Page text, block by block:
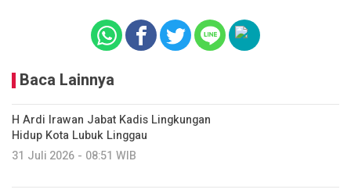
Baca Lainnya
H Ardi Irawan Jabat Kadis Lingkungan
Hidup Kota Lubuk Linggau
31 Juli 2026 - 08:51 WIB